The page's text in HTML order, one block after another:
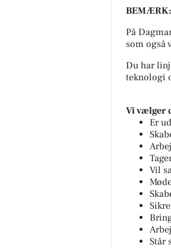
BEMÆRK:
På
som også
Du har
teknologi
Vi vælger
Er
Vil
Står